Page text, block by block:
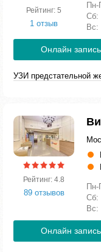
Рейтинг: 5
1 отзыв
Пн-
Сб:
Вс:
Онлайн запись
УЗИ предстательной
Рейтинг: 4.8
89 отзывов
Пн-
Сб:
Вс:
Онлайн запись